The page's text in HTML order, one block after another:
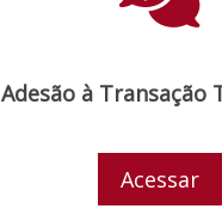
Adesão à Transação
Acessar